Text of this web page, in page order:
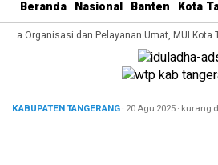
Beranda Nasional Banten Kota
Organisasi dan Pelayanan Umat, MUI Kota
KABUPATEN TANGERANG· 20 Agu 2025· kurang